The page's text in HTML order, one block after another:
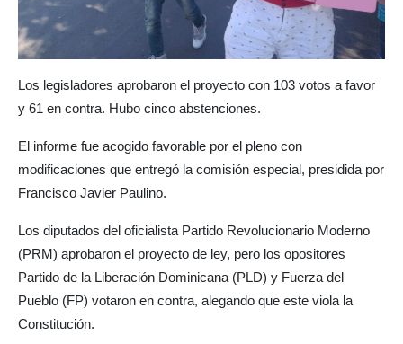
Los legisladores aprobaron el proyecto con 103 votos a favor
y 61 en contra. Hubo cinco abstenciones.
El informe fue acogido favorable por el pleno con
modificaciones que entregó la comisión especial, presidida por
Francisco Javier Paulino.
Los diputados del oficialista Partido Revolucionario Moderno
(PRM) aprobaron el proyecto de ley, pero los opositores
Partido de la Liberación Dominicana (PLD) y Fuerza del
Pueblo (FP) votaron en contra, alegando que este viola la
Constitución.